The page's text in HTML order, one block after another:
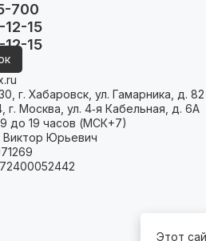
700
15
15
г. Хабаровск, ул. Гамарника, д. 82
г. Москва, ул. 4‑я Кабельная, д. 6А
до 19 часов (МСК+7)
Юрьевич
Этот